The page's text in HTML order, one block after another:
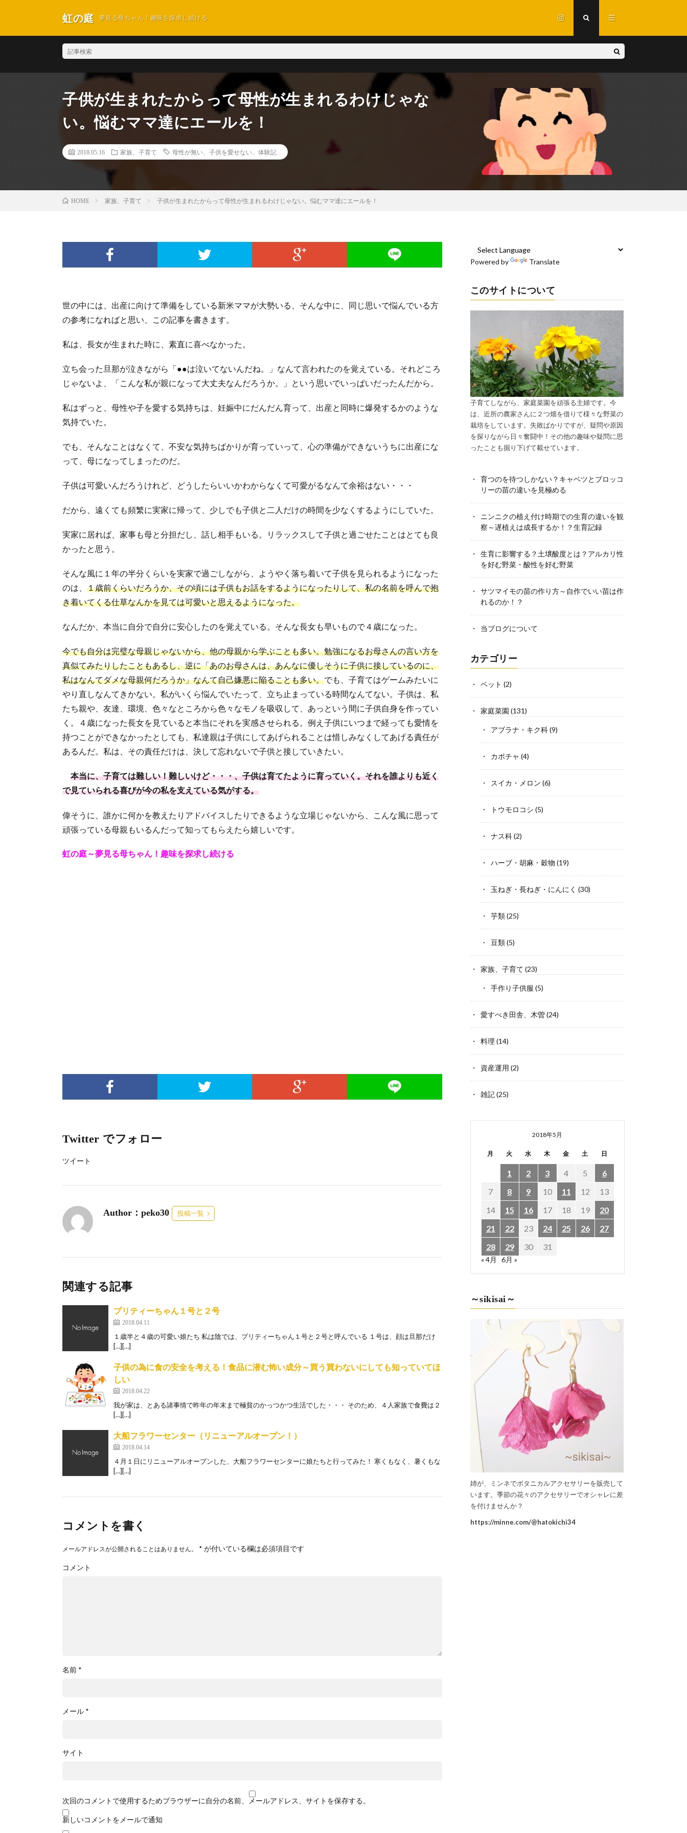
虹の庭 夢見る母ちゃん！趣味を探求し続ける
子供が生まれたからって母性が生まれるわけじゃな
い。悩むママ達にエールを！
2018.05.16 家族、子育て 母性が無い、子供を愛せない、体験記
HOME 家族、子育て 子供が生まれたからって母性が生まれるわけじゃない。悩むママ達にエールを！
世の中には、出産に向けて準備をしている新米ママが大勢いる、そんな中に、同じ思いで悩んでいる方
の参考になればと思い、この記事を書きます。
私は、長女が生まれた時に、素直に喜べなかった。
立ち会った旦那が泣きながら「●●は泣いてないんだね。」なんて言われたのを覚えている。それどころ
じゃないよ、「こんな私が親になって大丈夫なんだろうか。」という思いでいっぱいだったんだから。
私はずっと、母性や子を愛する気持ちは、妊娠中にだんだん育って、出産と同時に爆発するかのような
気持でいた。
でも、そんなことはなくて、不安な気持ちばかりが育っていって、心の準備ができないうちに出産にな
って、母になってしまったのだ。
子供は可愛いんだろうけれど、どうしたらいいかわからなくて可愛がるなんて余裕はない・・・
だから、遠くても頻繁に実家に帰って、少しでも子供と二人だけの時間を少なくするようにしていた。
実家に居れば、家事も母と分担だし、話し相手もいる。リラックスして子供と過ごせたことはとても良
かったと思う。
そんな風に１年の半分くらいを実家で過ごしながら、ようやく落ち着いて子供を見られるようになった
のは、 １歳前くらいだろうか、その頃には子供もお話をするようになったりして、私の名前を呼んで抱
き着いてくる仕草なんかを見ては可愛いと思えるようになった。
なんだか、本当に自分で自分に安心したのを覚えている。そんな長女も早いもので４歳になった。
今でも自分は完璧な母親じゃないから、他の母親から学ぶことも多い。勉強になるお母さんの言い方を
真似てみたりしたこともあるし、逆に「あのお母さんは、あんなに優しそうに子供に接しているのに、
私はなんてダメな母親何だろうか」なんて自己嫌悪に陥ることも多い。でも、子育てはゲームみたいに
やり直しなんてきかない。私がいくら悩んでいたって、立ち止まっている時間なんてない。子供は、私
たち親や、友達、環境、色々なところから色々なモノを吸収して、あっという間に子供自身を作ってい
く。４歳になった長女を見ていると本当にそれを実感させられる。例え子供にいつまで経っても愛情を
持つことができなかったとしても、私達親は子供にしてあげられることは惜しみなくしてあげる責任が
あるんだ。私は、その責任だけは、決して忘れないで子供と接していきたい。
本当に、子育ては難しい！難しいけど・・・、子供は育てたように育っていく。それを誰よりも近く
で見ていられる喜びが今の私を支えている気がする。
偉そうに、誰かに何かを教えたりアドバイスしたりできるような立場じゃないから、こんな風に思って
頑張っている母親もいるんだって知ってもらえたら嬉しいです。
虹の庭～夢見る母ちゃん！趣味を探求し続ける
Twitter でフォロー
ツイート
Author：peko30 投稿一覧
関連する記事
プリティーちゃん１号と２号
2018.04.11
１歳半と４歳の可愛い娘たち 私は陰では、プリティーちゃん１号と２号と呼んでいる １号は、顔は旦那だけ
[…][…]
子供の為に食の安全を考える！食品に潜む怖い成分～買う買わないにしても知っていてほ
しい
2018.04.22
我が家は、とある諸事情で昨年の年末まで極貧のかっつかつ生活でした・・・ そのため、４人家族で食費は２
[…][…]
大船フラワーセンター（リニューアルオープン！）
2018.04.14
４月１日にリニューアルオープンした、大船フラワーセンターに娘たちと行ってみた！ 寒くもなく、暑くもな
[…][…]
コメントを書く
メールアドレスが公開されることはありません。 * が付いている欄は必須項目です
コメント
名前 *
メール *
サイト
次回のコメントで使用するためブラウザーに自分の名前、メールアドレス、サイトを保存する。
新しいコメントをメールで通知
Powered by Translate
このサイトについて
子育てしながら、家庭菜園を頑張る主婦です。今
は、近所の農家さんに２つ畑を借りて様々な野菜の
栽培をしています。失敗ばかりですが、疑問や原因
を探りながら日々奮闘中！その他の趣味や疑問に思
ったことも掘り下げて載せています。
育つのを待つしかない？キャベツとブロッコ
リーの苗の違いを見極める
ニンニクの植え付け時期での生育の違いを観
察～遅植えは成長するか！？生育記録
生育に影響する？土壌酸度とは？アルカリ性
を好む野菜・酸性を好む野菜
サツマイモの苗の作り方～自作でいい苗は作
れるのか！？
当ブログについて
カテゴリー
ペット (2)
家庭菜園 (131)
アブラナ・キク科(9)
カボチャ (4)
スイカ・メロン (6)
トウモロコシ (5)
ナス科(2)
ハーブ・胡麻・穀物 (19)
玉ねぎ・長ねぎ・にんにく (30)
芋類(25)
豆類(5)
家族、子育て (23)
手作り子供服 (5)
愛すべき田舎、木曽 (24)
料理 (14)
資産運用 (2)
雑記(25)
2018年5月
月 火 水 木 金 土 日
1 2 3 4 5
6
7
8 9 10 11 12
13
14
15 16 17 18 19
20
21
22 23 24 25 26
27
28
29 30 31
« 4月 6月 »
～sikisai～
姉が、ミンネでボタニカルアクセサリーを販売して
います。季節の花々のアクセサリーでオシャレに差
を付けませんか？
https://minne.com/@hatokichi34